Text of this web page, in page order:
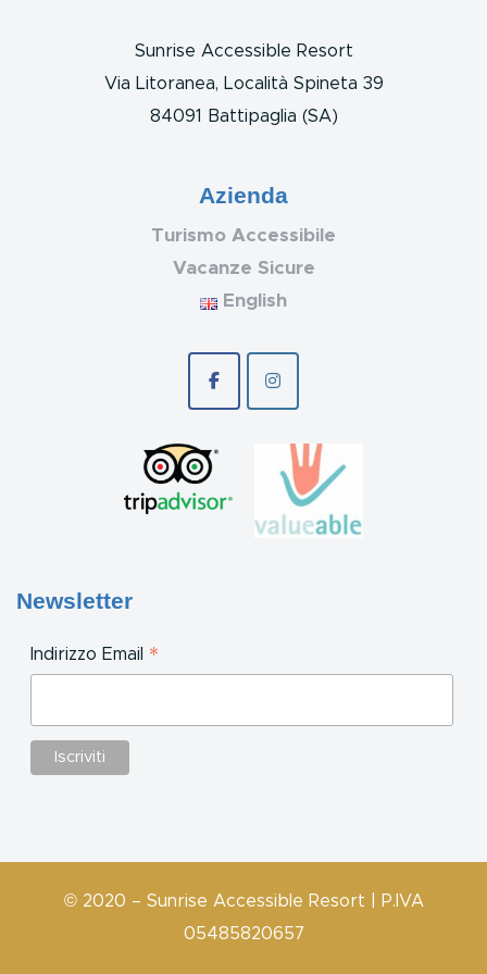
Sunrise Accessible Resort
Via Litoranea, Località Spineta 39
84091 Battipaglia (SA)
Azienda
Turismo Accessibile
Vacanze Sicure
English
Newsletter
Indirizzo Email *
© 2020 – Sunrise Accessible Resort | P.IVA
05485820657